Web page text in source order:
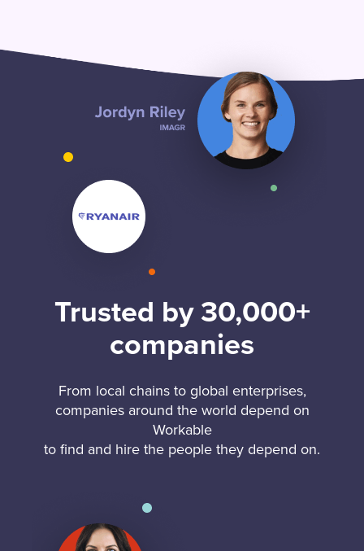
Trusted by 30,000+
companies
From local chains to global enterprises,
companies around the world depend on
Workable
to find and hire the people they depend on.